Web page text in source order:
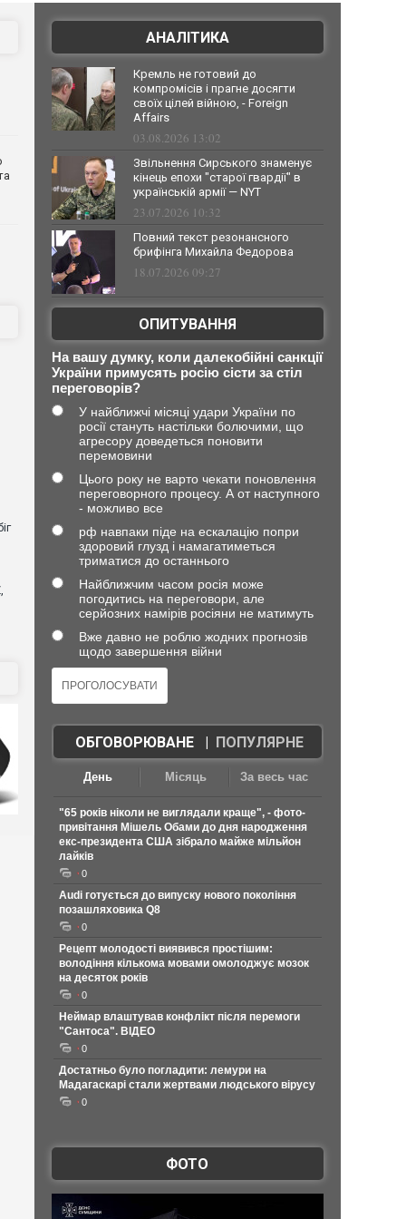
АНАЛІТИКА
Кремль не готовий до
компромісів і прагне досягти
своїх цілей війною, - Foreign
Affairs
03.08.2026 13:02
Звільнення Сирського знаменує
кінець епохи "старої гвардії" в
українській армії — NYT
23.07.2026 10:32
Повний текст резонансного
брифінга Михайла Федорова
18.07.2026 09:27
ОПИТУВАННЯ
На вашу думку, коли далекобійні санкції
України примусять росію сісти за стіл
переговорів?
У найближчі місяці удари України по
росії стануть настільки болючими, що
агресору доведеться поновити
перемовини
Цього року не варто чекати поновлення
переговорного процесу. А от наступного
- можливо все
рф навпаки піде на ескалацію попри
здоровий глузд і намагатиметься
триматися до останнього
Найближчим часом росія може
погодитись на переговори, але
серйозних намірів росіяни не матимуть
Вже давно не роблю жодних прогнозів
щодо завершення війни
ОБГОВОРЮВАНЕ| ПОПУЛЯРНЕ
День Місяць За весь час
"65 років ніколи не виглядали краще", - фото-
привітання Мішель Обами до дня народження
екс-президента США зібрало майже мільйон
лайків
0
Audi готується до випуску нового покоління
позашляховика Q8
0
Рецепт молодості виявився простішим:
володіння кількома мовами омолоджує мозок
на десяток років
0
Неймар влаштував конфлікт після перемоги
"Сантоса". ВІДЕО
0
Достатньо було погладити: лемури на
Мадагаскарі стали жертвами людського вірусу
0
ФОТО